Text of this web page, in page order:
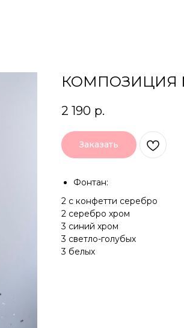
КОМПОЗИЦИЯ
2 190 р.
Заказать
Фонтан:
2 с конфетти серебро
2 серебро хром
3 синий хром
3 светло-голубых
3 белых